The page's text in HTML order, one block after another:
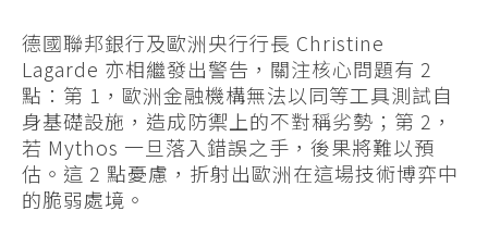
德國聯邦銀行及歐洲央行行長 Christine
Lagarde 亦相繼發出警告，關注核心問題有 2
點：第 1，歐洲金融機構無法以同等工具測試自
身基礎設施，造成防禦上的不對稱劣勢；第 2，
若 Mythos 一旦落入錯誤之手，後果將難以預
估。這 2 點憂慮，折射出歐洲在這場技術博弈中
的脆弱處境。